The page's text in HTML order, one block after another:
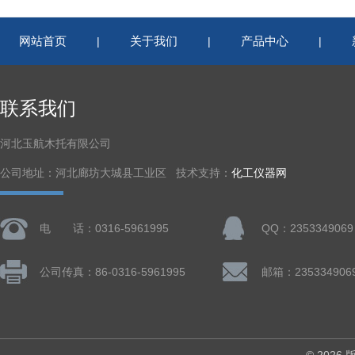
网站首页 | 关于我们 | 产品中心 |
联系我们
河北玉航木托有限公司
公司地址：河北廊坊大城县工业区 技术支持： 化工仪器网
电 话：0316-5961995 QQ：2353349069
公司传真：86-0316-5961995 邮箱：